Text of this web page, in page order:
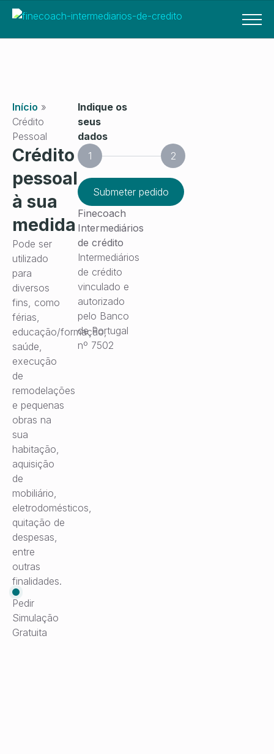
Início »
Crédito
Pessoal
Crédito
pessoal
à sua
medida
Pode ser
utilizado
para
diversos
fins, como
férias,
educação/formação,
saúde,
execução
de
remodelações
e pequenas
obras na
sua
habitação,
aquisição
de
mobiliário,
eletrodomésticos,
quitação de
despesas,
entre
outras
finalidades.
Pedir
Simulação
Gratuita
Indique os
seus
dados
1
2
Submeter pedido
Finecoach
Intermediários
de crédito
Intermediários
de crédito
vinculado e
autorizado
pelo Banco
de Portugal
nº 7502